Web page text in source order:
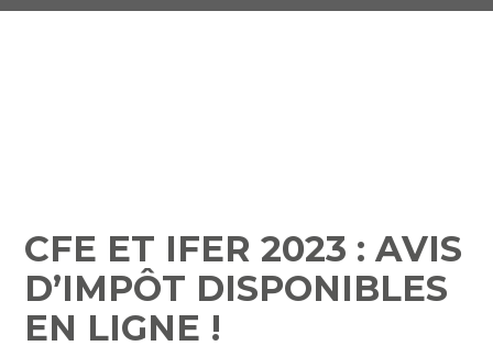
CFE ET IFER 2023 : AVIS
D’IMPÔT DISPONIBLES
EN LIGNE !